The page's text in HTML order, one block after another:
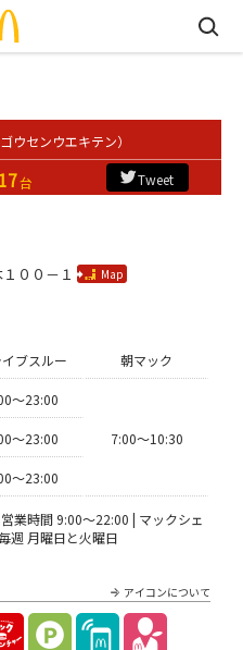
ゴウセンウエキテン）
17台 Tweet
００－１
Map
イブスルー 朝マック
〜23:00
7:00〜10:30
〜23:00
〜23:00
業時間 9:00～22:00 | マックシェ
週 月曜日と火曜日
アイコンについて